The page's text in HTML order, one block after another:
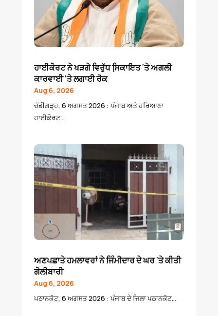
ਹਾਈਕੋਰਟ ਨੇ ਖੜਗੇ ਵਿਰੁੱਧ ਸਿ਼ਕਾਇਤ ‘ਤੇ ਅਗਲੀ
ਕਾਰਵਾਈ ‘ਤੇ ਲਗਾਈ ਰੋਕ
Aug 6, 2026
ਚੰਡੀਗੜ੍ਹ, 6 ਅਗਸਤ 2026 : ਪੰਜਾਬ ਅਤੇ ਹਰਿਆਣਾ
ਹਾਈਕੋਰਟ...
ਅਣਪਛਾਤੇ ਹਮਲਾਵਰਾਂ ਨੇ ਜਿੰਮੀਦਾਰ ਦੇ ਘਰ ‘ਤੇ ਕੀਤੀ
ਗੋਲੀਬਾਰੀ
Aug 6, 2026
ਪਠਾਨਕੋਟ, 6 ਅਗਸਤ 2026 : ਪੰਜਾਬ ਦੇ ਜਿਲਾ ਪਠਾਨਕੋਟ...